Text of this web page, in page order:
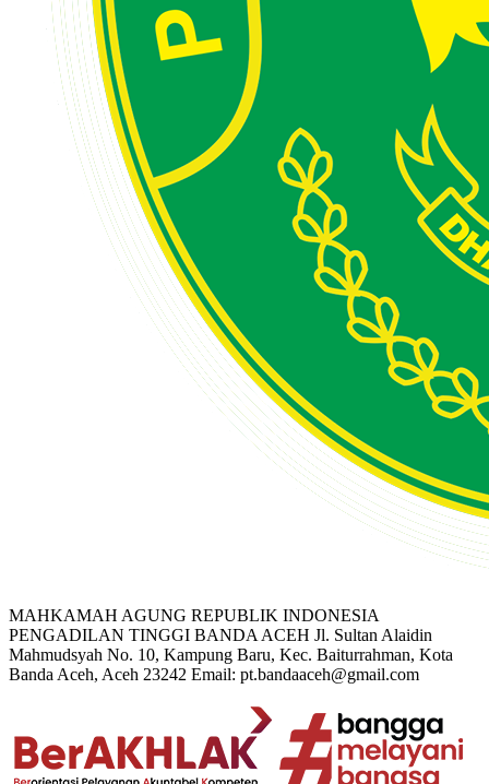
MAHKAMAH AGUNG REPUBLIK INDONESIA
PENGADILAN TINGGI BANDA ACEH Jl. Sultan Alaidin
Mahmudsyah No. 10, Kampung Baru, Kec. Baiturrahman, Kota
Banda Aceh, Aceh 23242 Email: pt.bandaaceh@gmail.com